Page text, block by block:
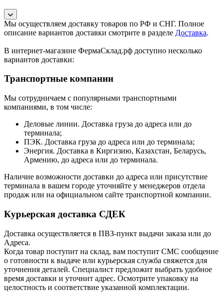
Мы осуществляем доставку товаров по РФ и СНГ. Полное
описание вариантов доставки смотрите в разделе Доставка.
В интернет-магазине ФермаСклад.рф доступно несколько
вариантов доставки:
Транспортные компании
Мы сотрудничаем с популярными транспортными
компаниями, в том числе:
Деловые линии. Доставка груза до адреса или до
терминала;
ПЭК. Доставка груза до адреса или до терминала;
Энергия. Доставка в Киргизию, Казахстан, Беларусь,
Армению, до адреса или до терминала.
Наличие возможности доставки до адреса или присутствие
терминала в вашем городе уточняйте у менеджеров отдела
продаж или на официальном сайте транспортной компании.
Курьерская доставка СДЕК
Доставка осуществляется в ПВЗ-пункт выдачи заказа или до
Адреса.
Когда товар поступит на склад, вам поступит СМС сообщение
о готовности к выдаче или курьерская служба свяжется для
уточнения деталей. Специалист предложит выбрать удобное
время доставки и уточнит адрес. Осмотрите упаковку на
целостность и соответствие указанной комплектации.